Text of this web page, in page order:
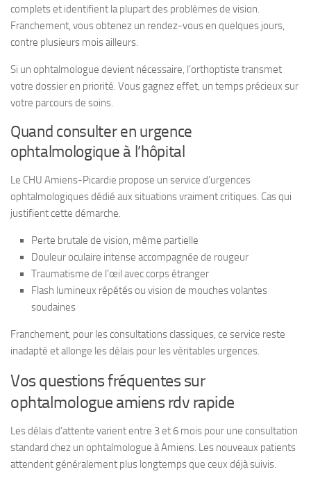
complets et identifient la plupart des problèmes de vision.
Franchement, vous obtenez un rendez-vous en quelques jours,
contre plusieurs mois ailleurs.
Si un ophtalmologue devient nécessaire, l’orthoptiste transmet
votre dossier en priorité. Vous gagnez effet, un temps précieux sur
votre parcours de soins.
Quand consulter en urgence
ophtalmologique à l’hôpital
Le CHU Amiens-Picardie propose un service d’urgences
ophtalmologiques dédié aux situations vraiment critiques. Cas qui
justifient cette démarche.
Perte brutale de vision, même partielle
Douleur oculaire intense accompagnée de rougeur
Traumatisme de l’œil avec corps étranger
Flash lumineux répétés ou vision de mouches volantes
soudaines
Franchement, pour les consultations classiques, ce service reste
inadapté et allonge les délais pour les véritables urgences.
Vos questions fréquentes sur
ophtalmologue amiens rdv rapide
Les délais d’attente varient entre 3 et 6 mois pour une consultation
standard chez un ophtalmologue à Amiens. Les nouveaux patients
attendent généralement plus longtemps que ceux déjà suivis.